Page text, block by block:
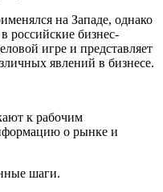
на Западе, однако
российские бизнес-
игре и представляет
явлений в бизнесе.
к рабочим
о рынке и
шаги.